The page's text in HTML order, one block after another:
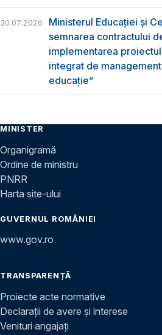
30.07.2026
Ministerul Educației și
semnarea contractului
implementarea
integrat de
educație”
MINISTER
Organigramă
Ordine de ministru
PNRR
Harta site-ului
GUVERNUL ROMÂNIEI
www.gov.ro
TRANSPARENȚĂ
Proiecte acte normative
Declarații de avere și interese
Venituri angajați